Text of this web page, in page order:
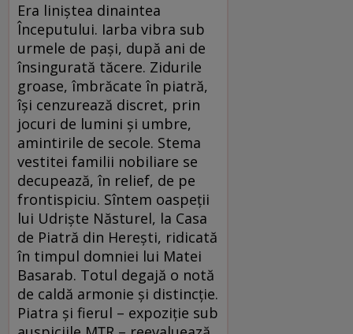
Era liniştea dinaintea
Începutului. Iarba vibra sub
urmele de paşi, după ani de
însingurată tăcere. Zidurile
groase, îmbrăcate în piatră,
îşi cenzurează discret, prin
jocuri de lumini şi umbre,
amintirile de secole. Stema
vestitei familii nobiliare se
decupează, în relief, de pe
frontispiciu. Sîntem oaspeţii
lui Udrişte Năsturel, la Casa
de Piatră din Hereşti, ridicată
în timpul domniei lui Matei
Basarab. Totul degajă o notă
de caldă armonie şi distincţie.
Piatra şi fierul – expoziţie sub